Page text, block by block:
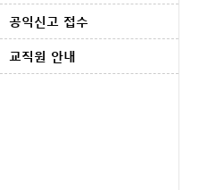
공익신고 접수
교직원 안내